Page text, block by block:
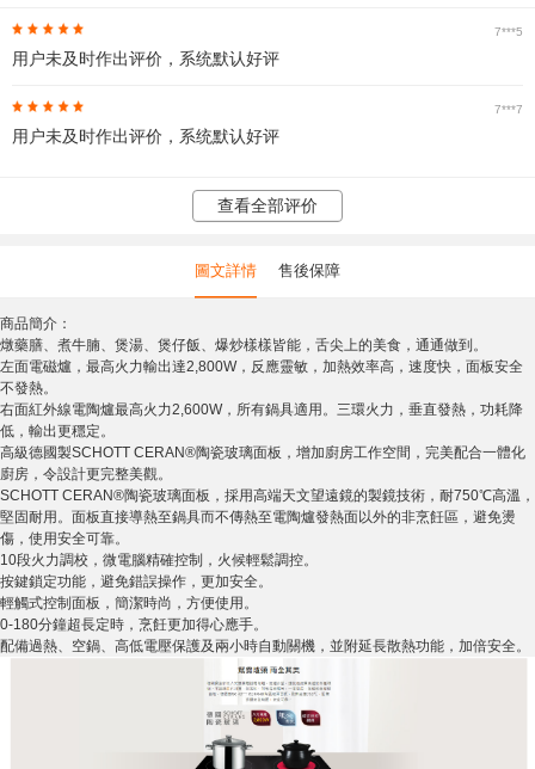
7***5
用户未及时作出评价，系统默认好评
7***7
用户未及时作出评价，系统默认好评
查看全部评价
圖文詳情 售後保障
商品簡介：
燉藥膳、煮牛腩、煲湯、煲仔飯、爆炒樣樣皆能，舌尖上的美食，通通做到。
左面電磁爐，最高火力輸出達2,800W，反應靈敏，加熱效率高，速度快，面板安全
不發熱。
右面紅外線電陶爐最高火力2,600W，所有鍋具適用。三環火力，垂直發熱，功耗降
低，輸出更穩定。
高級德國製SCHOTT CERAN®陶瓷玻璃面板，增加廚房工作空間，完美配合一體化
廚房，令設計更完整美觀。
SCHOTT CERAN®陶瓷玻璃面板，採用高端天文望遠鏡的製鏡技術，耐750℃高溫，
堅固耐用。面板直接導熱至鍋具而不傳熱至電陶爐發熱面以外的非烹飪區，避免燙
傷，使用安全可靠。
10段火力調校，微電腦精確控制，火候輕鬆調控。
按鍵鎖定功能，避免錯誤操作，更加安全。
輕觸式控制面板，簡潔時尚，方便使用。
0-180分鐘超長定時，烹飪更加得心應手。
配備過熱、空鍋、高低電壓保護及兩小時自動關機，並附延長散熱功能，加倍安全。